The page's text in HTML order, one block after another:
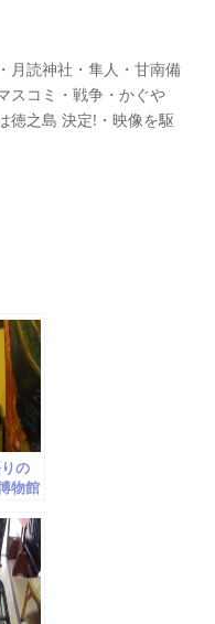
月読神社・隼人・甘南備
スコミ・戦争・かぐや
徳之島 決定!・映像を駆
の
物館